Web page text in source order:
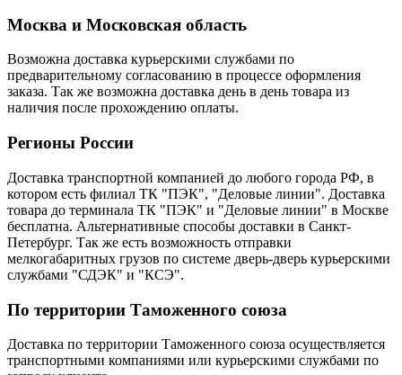
Москва и Московская область
Возможна доставка курьерскими службами по
предварительному согласованию в процессе оформления
заказа. Так же возможна доставка день в день товара из
наличия после прохождению оплаты.
Регионы России
Доставка транспортной компанией до любого города РФ, в
котором есть филиал ТК "ПЭК", "Деловые линии". Доставка
товара до терминала ТК "ПЭК" и "Деловые линии" в Москве
бесплатна. Альтернативные способы доставки в Санкт-
Петербург. Так же есть возможность отправки
мелкогабаритных грузов по системе дверь-дверь курьерскими
службами "СДЭК" и "КСЭ".
По территории Таможенного союза
Доставка по территории Таможенного союза осуществляется
транспортными компаниями или курьерскими службами по